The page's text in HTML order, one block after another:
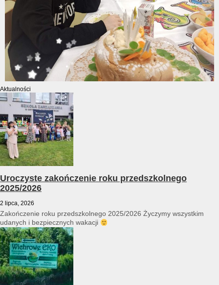
Aktualności
Uroczyste zakończenie roku przedszkolnego
2025/2026
2 lipca, 2026
Zakończenie roku przedszkolnego 2025/2026 Życzymy wszystkim
udanych i bezpiecznych wakacji